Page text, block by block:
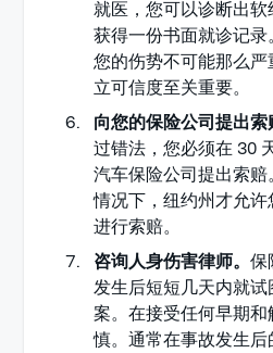
就医，您可以诊断出
获得一份书面就诊记
您的伤势不可能那么
立可信度至关重要。
向您的保险公司提出索
过错法，您必须在 30
汽车保险公司提出索
情况下，纽约州才允
进行索赔。
咨询人身伤害律师。保
发生后短短几天内就
案。在接受任何早期
慎。通常在事故发生